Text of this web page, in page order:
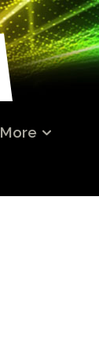
More